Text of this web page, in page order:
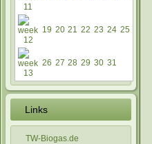
19 20 21 22 23 24 25
26 27 28 29 30 31
Links
TW-Biogas.de